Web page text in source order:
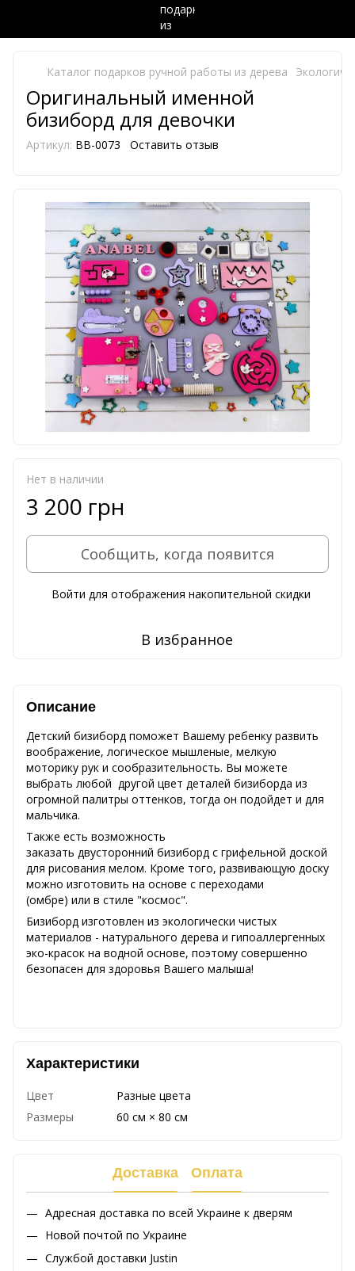
Каталог подарков ручной работы из дерева
Оригинальный именной
бизиборд для девочки
Артикул: BB-0073 Оставить отзыв
Нет в наличии
3 200 грн
Сообщить, когда появится
Войти для отображения накопительной скидки
В избранное
Описание
Детский бизиборд поможет Вашему ребенку развить
воображение, логическое мышленые, мелкую
моторику рук и сообразительность. Вы можете
выбрать любой другой цвет деталей бизиборда из
огромной палитры оттенков, тогда он подойдет и для
мальчика.
Также есть возможность
заказать двусторонний бизиборд с грифельной доской
для рисования мелом. Кроме того, развивающую доску
можно изготовить на основе с переходами
(омбре) или в стиле "космос".
Бизиборд изготовлен из экологически чистых
материалов - натурального дерева и гипоаллергенных
эко-красок на водной основе, поэтому совершенно
безопасен для здоровья Вашего малыша!
Характеристики
Цвет
Разные цвета
Размеры
60 см × 80 см
Доставка Оплата
Адресная доставка по всей Украине к дверям
Новой почтой по Украине
Службой доставки Justin